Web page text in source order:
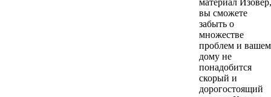
вы сможете
забыть о
множестве
проблем и
дому не
понадобится
скорый и
дорогостоящий